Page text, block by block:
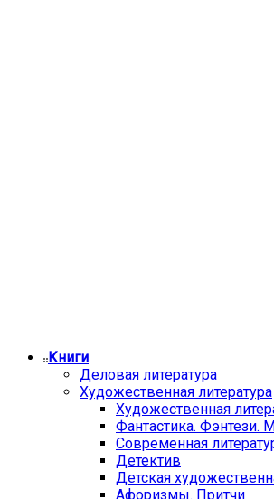
Книги
Деловая литература
Художественная литература
Художественная
Фантастика. Фэнтези.
Современная
Детектив
Детская
Афоризмы. Притчи